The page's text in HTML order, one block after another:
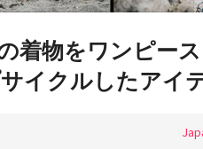
着物をワンピー
イクルしたアイ